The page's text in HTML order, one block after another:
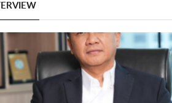
Previous